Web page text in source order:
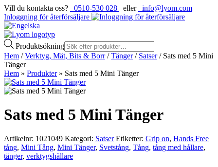
Vill du kontakta oss? 0510-530 028 eller
info@lyom.com
Inloggning för återförsäljare
Produktsökning
Hem /Verktyg, Mät, Bits & Borr/Tänger/ Satser/ Sats med 5 Mini
Tänger
Hem » Produkter» Sats med 5 Mini Tänger
Sats med 5 Mini Tänger
Artikelnr: 1021049 Kategori: Satser Etiketter: Grip on, Hands Free
tång, Mini Tång, Mini Tänger, Svetstång, Tång, tång med hållare,
tänger, verktygshållare